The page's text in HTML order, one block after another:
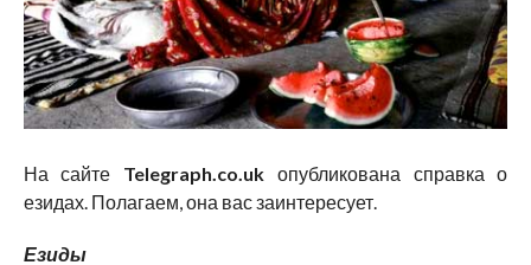
На сайте Telegraph.co.uk опубликована справка о
езидах. Полагаем, она вас заинтересует.
Езиды